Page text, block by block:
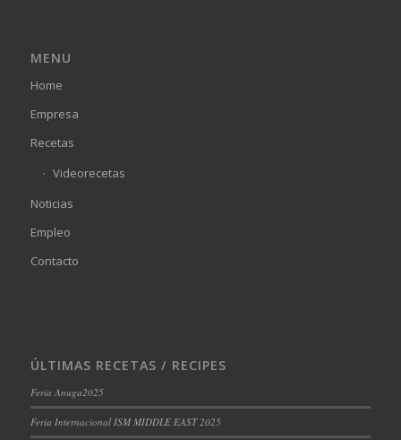
MENU
Home
Empresa
Recetas
Videorecetas
Noticias
Empleo
Contacto
ÚLTIMAS RECETAS / RECIPES
Feria Anuga2025
Feria Internacional ISM MIDDLE EAST 2025